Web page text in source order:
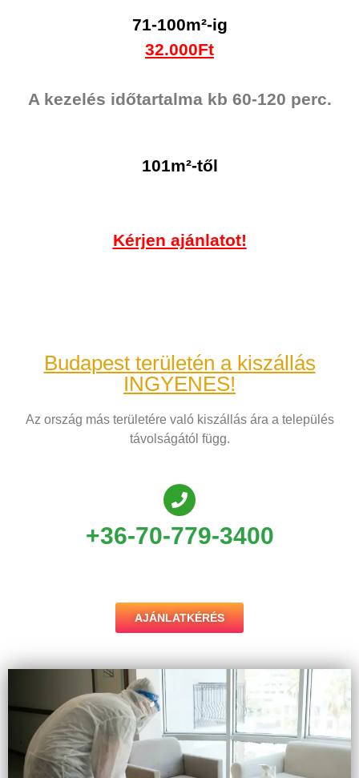
71-100m²-ig
32.000Ft
A kezelés időtartalma kb 60-120 perc.
101m²-től
Kérjen ajánlatot!
Budapest területén a kiszállás
INGYENES!
Az ország más területére való kiszállás ára a település
távolságától függ.
+36-70-779-3400
AJÁNLATKÉRÉS